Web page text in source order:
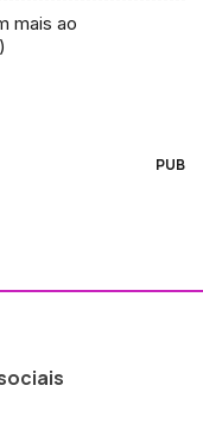
mais ao
PUB